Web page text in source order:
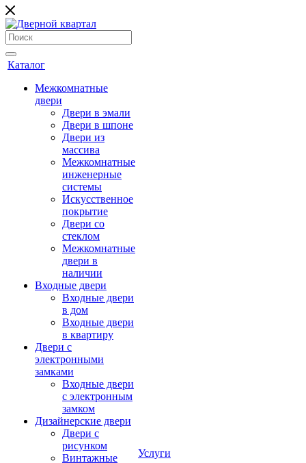
Каталог
Межкомнатные
двери
Двери в эмали
Двери в шпоне
Двери из
массива
Межкомнатные
инженерные
системы
Искусственное
покрытие
Двери со
стеклом
Межкомнатные
двери в
наличии
Входные двери
Входные двери
в дом
Входные двери
в квартиру
Двери с
электронными
замками
Входные двери
с электронным
замком
Дизайнерские двери
Двери с
рисунком
Винтажные
Услуги